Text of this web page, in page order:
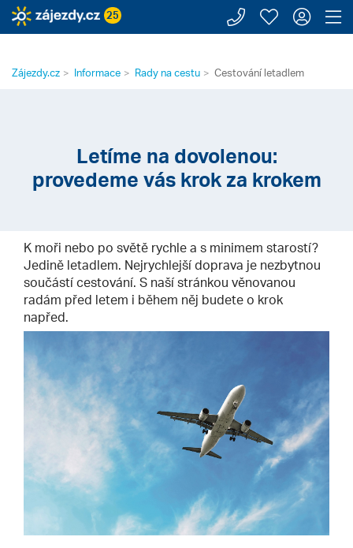
25 Zavolejte
Moje
Zájezdy.cz Informace Rady na cestu Cestování letadlem
Letíme na dovolenou:
provedeme vás krok za krokem
K moři nebo po světě rychle a s minimem starostí?
Jedině letadlem. Nejrychlejší doprava je nezbytnou
součástí cestování. S naší stránkou věnovanou
radám před letem i během něj budete o krok
napřed.